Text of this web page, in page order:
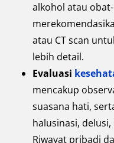
alkohol atau
atau CT scan
lebih detail.
Evaluasi
mencakup
suasana hati,
halusinasi,
Riwayat pribadi